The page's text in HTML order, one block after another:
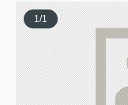
1/1